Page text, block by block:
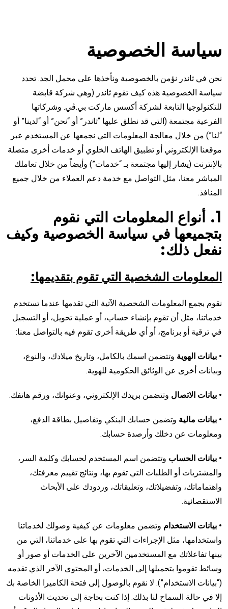
سياسة الخصوصية
نحن في ثاندر نؤمن بالخصوصية ونأخذها على محمل الجد. تحدد
سياسة الخصوصية هذه كيف تقوم ثاندر (وهي شركة قابضة
للتكنولوجيا التابعة لشركة أكسس ماركت بي.ڤي. وشركاتها
الفرعية مجتمعة (التي قد نطلق عليها “ثاندر” أو “نحن” أو “لدينا” أو
“لنا”) من خلال معالجة المعلومات التي نجمعها عن المستخدم عبر
موقعنا الإلكتروني أو تطبيق الهاتف الخلوي أو خدمات أخرى متصلة
بالإنترنت (يشار إليها مجتمعة بـ “خدمات”) وأيضاً من خلال تعاملك
المباشر معنا، مثل التواصل مع خدمة دعم العملاء من خلال جميع
المنافذ.
1. أنواع المعلومات التي نقوم
بتجميعها في سياسة الخصوصية وكيف
نفعل ذلك:
المعلومات الشخصية التي تقوم بتقديمها:
نقوم بجمع المعلومات الشخصية الآتية التي تقدمها عندما تستخدم
خدماتنا، مثل أن تقوم بإنشاء حساب، أو عملية تحويل، أو التسجيل
في ترقية أو برنامج، أو أي طريقة أخرى تقوم فيه بالتواصل معنا:
• بيانات الهوية وتتضمن اسمك بالكامل، وتاريخ ميلادك، والنوع،
وبيانات أخرى عن الوثائق الحكومية للهوية.
• بيانات الاتصال وتتضمن بريدك الإلكتروني، وعنوانك، ورقم هاتفك.
• بيانات مالية وتضمن حسابك البنكي وتفاصيل بطاقة الدفع،
ومعلومات عن دخلك وأرصدة حسابك.
• بيانات الحساب وتتضمن اسم المستخدم لحسابك وكلمة السر،
والمشتريات أو الطلبات التي تقوم بها، ونتائج تقييم معرفتك،
واهتماماتك، وتفضيلاتك، وتعليقاتك، وردودك على الأبحاث
الاستقصائية.
• بيانات الاستخدام وتضمن معلومات عن كيفية وصولك لخدماتنا
واستخدامها، مثل الإجراءات التي تقوم بها على خدماتنا، التي من
بينها تفاعلاتك مع المستخدمين الآخرين على الخدمات أو صور أو
وسائط تقوموا بتحميلها إلى الخدمات، أو المحتوى الآخر الذي تقدمه
(“بيانات الاستخدام”). لا نقوم بالوصول إلى فتحة الكاميرا الخاصة بك
إلا في حالة السماح لنا بذلك. إذا كنت بحاجة إلى تحديث الأذونات